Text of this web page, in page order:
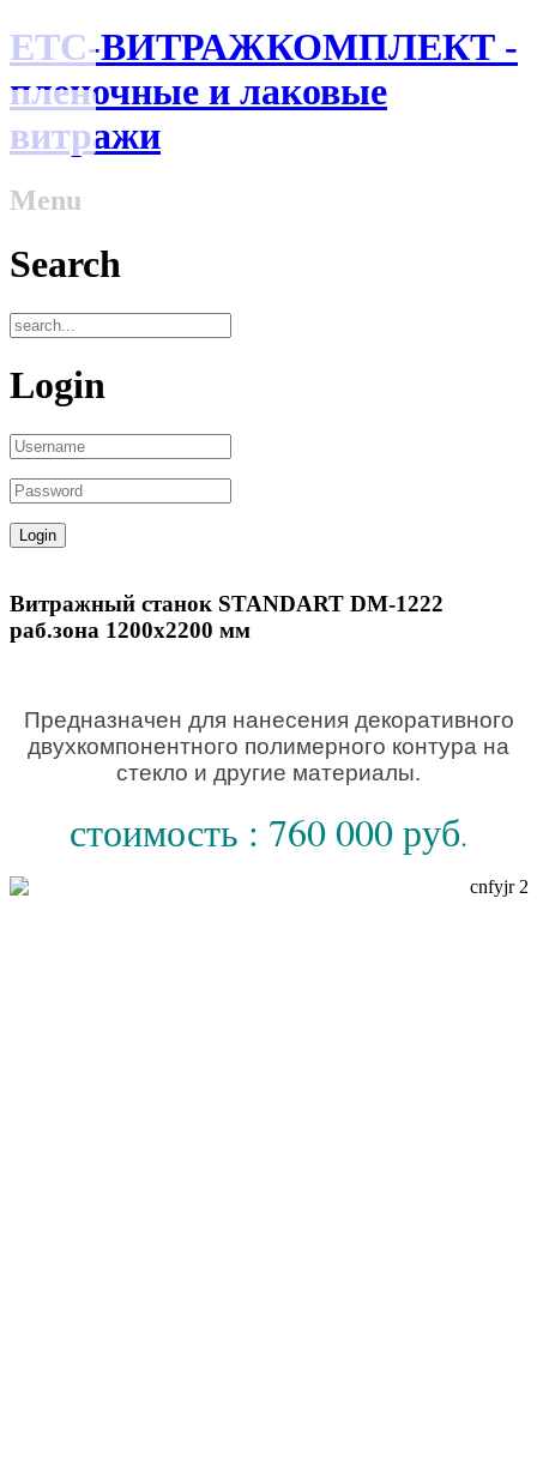
ЕТС-ВИТРАЖКОМПЛЕКТ -
пленочные и лаковые
витражи
Menu
Search
Login
Витражный станок STANDART DM-1222
раб.зона 1200х2200 мм
Предназначен для нанесения декоративного
двухкомпонентного полимерного контура на
стекло и другие материалы.
стоимость : 760 000 руб.